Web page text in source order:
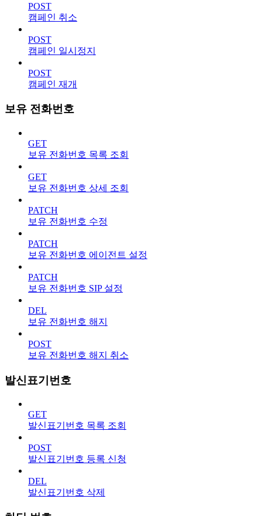
POST
캠페인 취소
POST
캠페인 일시정지
POST
캠페인 재개
보유 전화번호
GET
보유 전화번호 목록 조회
GET
보유 전화번호 상세 조회
PATCH
보유 전화번호 수정
PATCH
보유 전화번호 에이전트 설정
PATCH
보유 전화번호 SIP 설정
DEL
보유 전화번호 해지
POST
보유 전화번호 해지 취소
발신표기번호
GET
발신표기번호 목록 조회
POST
발신표기번호 등록 신청
DEL
발신표기번호 삭제